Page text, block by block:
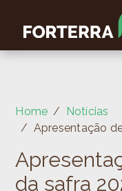
Home
Notícias
Apresentação
da safra